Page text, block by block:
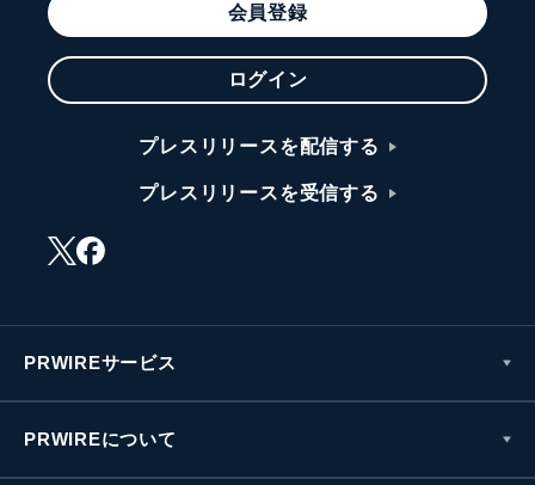
会員登録
ログイン
プレスリリースを配信する
プレスリリースを受信する
PRWIREサービス
PRWIREについて